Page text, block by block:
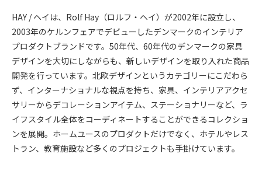
HAY / ヘイは、Rolf Hay（ロルフ・ヘイ）が2002年に設立し、
2003年のケルンフェアでデビューしたデンマークのインテリア
プロダクトブランドです。50年代、60年代のデンマークの家具
デザインを大切にしながらも、新しいデザインを取り入れた商品
開発を行っています。北欧デザインというカテゴリーにこだわら
ず、インターナショナルな視点を持ち、家具、インテリアアクセ
サリーからデコレーションアイテム、ステーショナリーなど、ラ
イフスタイル全体をコーディネートすることができるコレクショ
ンを展開。ホームユースのプロダクトだけでなく、ホテルやレス
トラン、教育施設など多くのプロジェクトも手掛けています。